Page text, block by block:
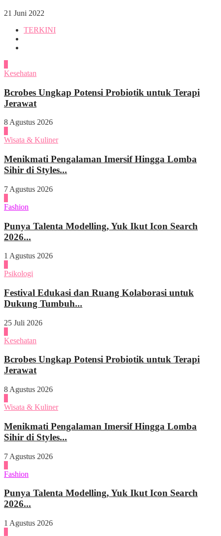
21 Juni 2022
TERKINI
Kesehatan
Bcrobes Ungkap Potensi Probiotik untuk Terapi
Jerawat
8 Agustus 2026
Wisata & Kuliner
Menikmati Pengalaman Imersif Hingga Lomba
Sihir di Styles...
7 Agustus 2026
Fashion
Punya Talenta Modelling, Yuk Ikut Icon Search
2026...
1 Agustus 2026
Psikologi
Festival Edukasi dan Ruang Kolaborasi untuk
Dukung Tumbuh...
25 Juli 2026
Kesehatan
Bcrobes Ungkap Potensi Probiotik untuk Terapi
Jerawat
8 Agustus 2026
Wisata & Kuliner
Menikmati Pengalaman Imersif Hingga Lomba
Sihir di Styles...
7 Agustus 2026
Fashion
Punya Talenta Modelling, Yuk Ikut Icon Search
2026...
1 Agustus 2026